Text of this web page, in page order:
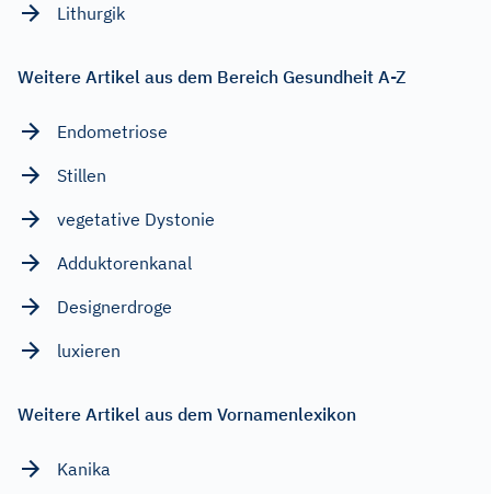
Lithurgik
Weitere Artikel aus dem Bereich Gesundheit A-Z
Endometriose
Stillen
vegetative Dystonie
Adduktorenkanal
Designerdroge
luxieren
Weitere Artikel aus dem Vornamenlexikon
Kanika